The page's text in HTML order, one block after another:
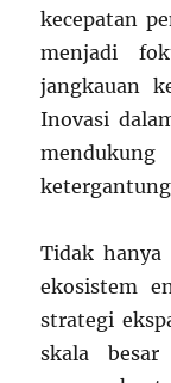
kecepatan
menjadi
jangkauan
Inovasi
Tidak hanya
ekosistem
strategi
skala